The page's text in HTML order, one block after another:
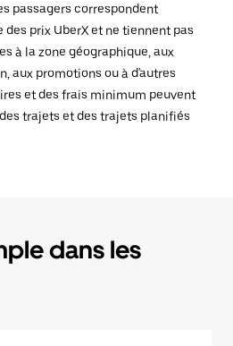
passagers correspondent
prix UberX et ne tiennent pas
à la zone géographique, aux
aux promotions ou à d'autres
et des frais minimum peuvent
trajets et des trajets planifiés
dans les